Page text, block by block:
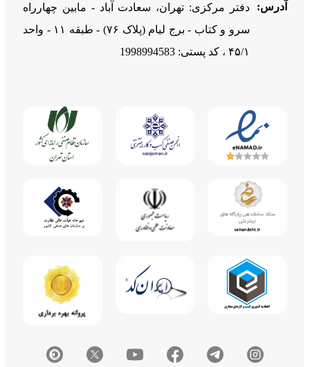
آدرس:
دفتر مرکزی: تهران، سعادت آباد - مابین چهارراه
سرو و کتاب - برج لیام (پلاک ۷۶) - طبقه ۱۱ - واحد
۴۵/۱ ، کد پستی: 1998994583